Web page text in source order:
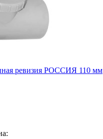
ревизия РОССИЯ 110 мм